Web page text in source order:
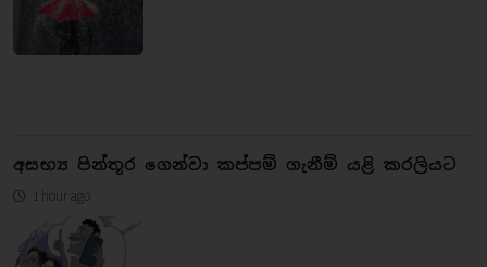
අසභ්‍ය පින්තූර ගෙන්වා කප්පම් ගැනීම් යළි කරලියට
1 hour ago